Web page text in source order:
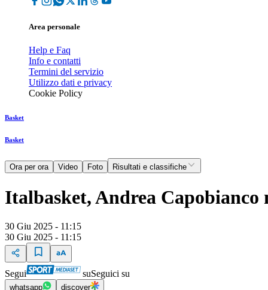
Area personale
Help e Faq
Info e contatti
Termini del servizio
Utilizzo dati e privacy
Cookie Policy
Basket
Basket
Ora per ora Video Foto Risultati e classifiche
Italbasket, Andrea
30 Giu 2025 - 11:15
30 Giu 2025 - 11:15
Segui suSeguici su
whatsapp discover